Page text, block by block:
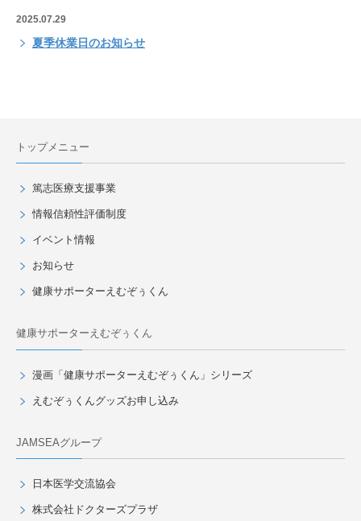
2025.07.29
夏季休業日のお知らせ
トップメニュー
篤志医療支援事業
情報信頼性評価制度
イベント情報
お知らせ
健康サポーターえむぞぅくん
健康サポーターえむぞぅくん
漫画「健康サポーターえむぞぅくん」シリーズ
えむぞぅくんグッズお申し込み
JAMSEAグループ
日本医学交流協会
株式会社ドクターズプラザ